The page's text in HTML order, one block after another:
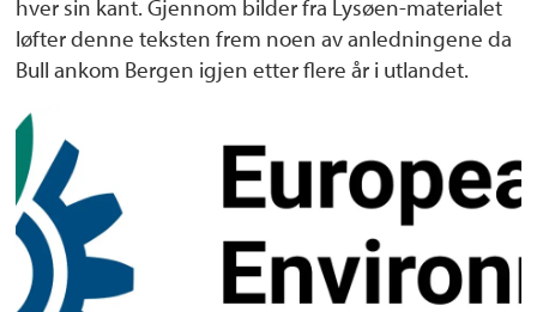
hver sin kant. Gjennom bilder fra Lysøen-materialet
løfter denne teksten frem noen av anledningene da
Bull ankom Bergen igjen etter flere år i utlandet.